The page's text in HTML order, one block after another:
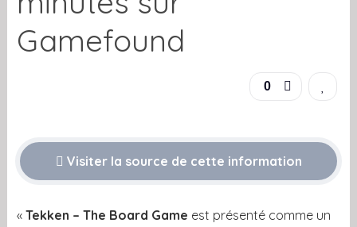
Gamefound
0
Visiter la source de cette information
« Tekken – The Board Game est présenté comme un